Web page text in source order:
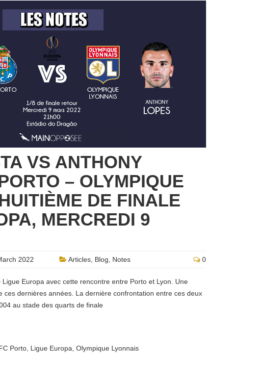
VS ANTHONY
– OLYMPIQUE
DE FINALE
MERCREDI 9
2022 Articles Blog Notes 0
Europa avec cette rencontre entre Porto et Lyon. Une
ces dernières années. La dernière confrontation entre ces deux
au stade des quarts de finale
Porto Ligue Europa Olympique Lyonnais